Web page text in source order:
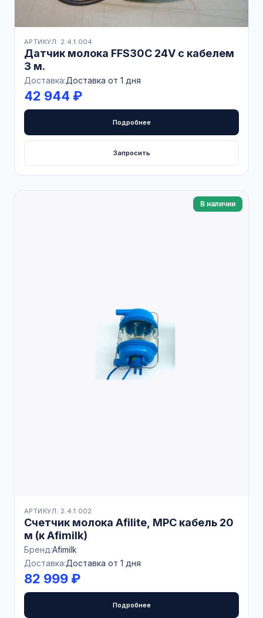
АРТИКУЛ: 2.4.1.004
Датчик молока FFS30C 24V с кабелем
3 м.
Доставка:Доставка от 1 дня
42 944 ₽
Подробнее
Запросить
В наличии
АРТИКУЛ: 2.4.1.002
Счетчик молока Afilite, MPC кабель 20
м (к Afimilk)
Бренд:Afimilk
Доставка:Доставка от 1 дня
82 999 ₽
Подробнее